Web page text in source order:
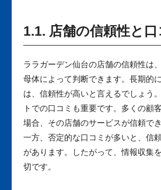
1.1. 店舗の信頼性と口
ララガーデン仙台の店舗の信頼性は
母体によって判断できます。長期的
は、信頼性が高いと言えるでしょう
トでの口コミも重要です。多くの顧
場合、その店舗のサービスが信頼で
一方、否定的な口コミが多いと、信
があります。したがって、情報収集
切です。